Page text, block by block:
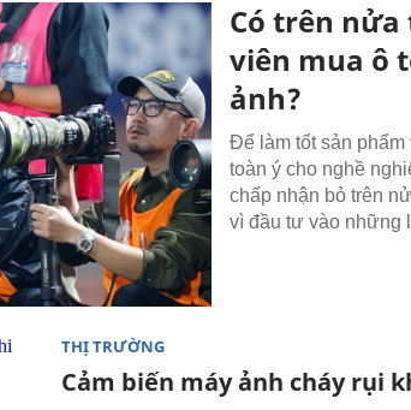
Có trên
viên mua ô
ảnh?
Để làm tốt sản phẩm
toàn ý cho nghề
chấp nhận bỏ trên
vì đầu tư vào những
THỊ TRƯỜNG
Cảm biến máy ảnh cháy rụi